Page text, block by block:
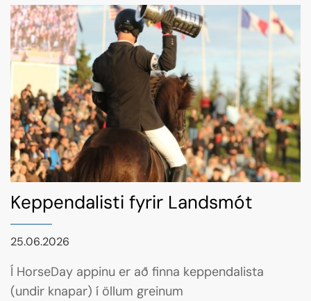
Keppendalisti fyrir Landsmót
25.06.2026
Í HorseDay appinu er að finna keppendalista
(undir knapar) í öllum greinum